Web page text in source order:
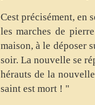
Cest précisément,
les marches de
maison, à le déposer
soir. La nouvelle se
hérauts de la
saint est mort ! "